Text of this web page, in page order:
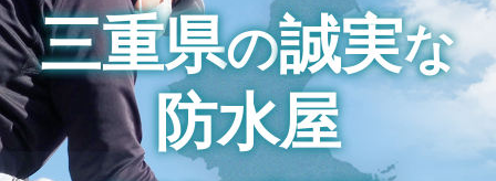
三重県の誠実な
防水屋